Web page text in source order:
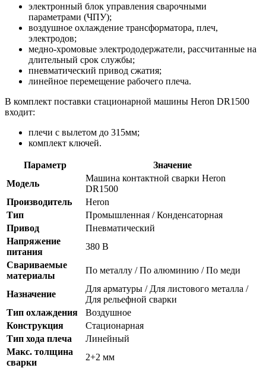
электронный блок управления сварочными
параметрами (ЧПУ);
воздушное охлаждение трансформатора, плеч,
электродов;
медно-хромовые электрододержатели, рассчитанные на
длительный срок службы;
пневматический привод сжатия;
линейное перемещение рабочего плеча.
В комплект поставки стационарной машины Heron DR1500
входит:
плечи с вылетом до 315мм;
комплект ключей.
Параметр
Значение
Модель
Машина контактной сварки Heron
DR1500
Производитель
Heron
Тип
Промышленная / Конденсаторная
Привод
Пневматический
Напряжение
питания
380 В
Свариваемые
материалы
По металлу / По алюминию / По меди
Назначение
Для арматуры / Для листового металла /
Для рельефной сварки
Тип охлаждения
Воздушное
Конструкция
Стационарная
Тип хода плеча
Линейный
Макс. толщина
сварки
2+2 мм